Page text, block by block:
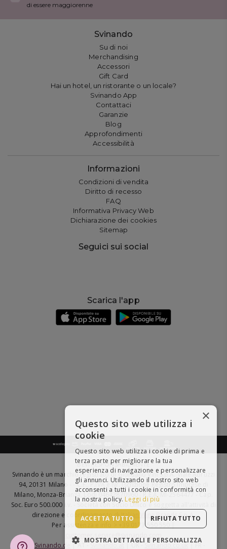
di essere maggiorenne
Svinando
Su di noi
Merchandising
Accessori
Gift Card
Hai un hotel, un ristorante o un locale?
Svinando App
Contattaci
Garanzie
Blog
Approfondimenti
Accessibilità
Informazioni
Condizioni di vendita
Diritto di recesso
FAQ
Informativa Privacy Web
Dichiarazione dei cookies
Sitemap
Seguici sui social
Scarica l'app
BEVI RESPONSABILMENTE
Svinando è un marchio registrato di Giordano Vini S.p.A. Viale Abruzzi
94, 20131 Milano - - C.F., P.IVA e Nr. Iscrizione Registro Imprese di
Milano, Monza-Brianza, Lodi 04642870960 - R.E.A. MI-2564477 - Cap.
Soc. Euro 500.000 i.v. - Società con Socio Unico e soggetta all'attività di
direzione e coordinamento diItalian Wine Brands S.p.A.
Per assistenza e info > +39 0173 550 550 |
customer.service@svinando.com
DE -Svinando.de | AT -Svinando.at | UK - Svinando.co.uk| FR -
×
Questo sito web utilizza i
cookie
Questo sito web utilizza i cookie di prima e
terza parte per migliorare la tua
esperienza di navigazione e personalizzare
gli annunci. Utilizzando il nostro sito web
acconsenti a tutti i cookie in conformità con
la nostra policy. Leggi di più
ACCETTA TUTTO RIFIUTA TUTTO
MOSTRA DETTAGLI E PERSONALIZZA